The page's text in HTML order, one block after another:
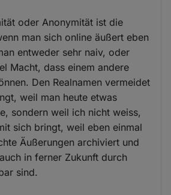
oder Anonymität ist die
man sich online äußert eben
entweder sehr naiv, oder
Macht, dass einem andere
Den Realnamen vermeidet
weil man heute etwas
sondern weil ich nicht weiss,
sich bringt, weil eben einmal
Äußerungen archiviert und
in ferner Zukunft durch
sind.